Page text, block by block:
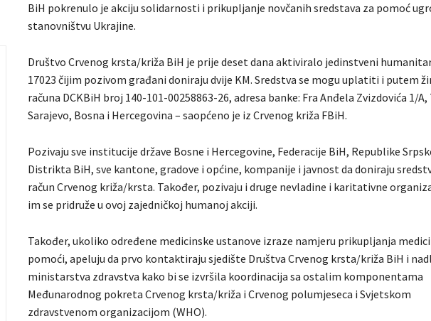
BiH pokrenulo je akciju solidarnosti i prikupljanje novčanih sredstava za pomoć
stanovništvu Ukrajine.
Društvo Crvenog krsta/križa BiH je prije deset dana aktiviralo jedinstveni
17023 čijim pozivom građani doniraju dvije KM. Sredstva se mogu uplatiti i putem
računa DCKBiH broj 140-101-00258863-26, adresa banke: Fra Anđela Zvizdovića 1/A,
Sarajevo, Bosna i Hercegovina – saopćeno je iz Crvenog križa FBiH.
Pozivaju sve institucije države Bosne i Hercegovine, Federacije BiH, Republike
Distrikta BiH, sve kantone, gradove i općine, kompanije i javnost da doniraju
račun Crvenog križa/krsta. Također, pozivaju i druge nevladine i karitativne
im se pridruže u ovoj zajedničkoj humanoj akciji.
Također, ukoliko određene medicinske ustanove izraze namjeru prikupljanja
pomoći, apeluju da prvo kontaktiraju sjedište Društva Crvenog krsta/križa BiH i
ministarstva zdravstva kako bi se izvršila koordinacija sa ostalim komponentama
Međunarodnog pokreta Crvenog krsta/križa i Crvenog polumjeseca i Svjetskom
zdravstvenom organizacijom (WHO).